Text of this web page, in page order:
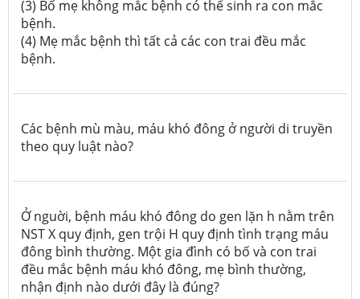
(3) Bố mẹ không mắc bệnh có thể sinh ra con mắc
bệnh.
(4) Mẹ mắc bệnh thì tất cả các con trai đều mắc
bệnh.
Các bệnh mù màu, máu khó đông ở người di truyền
theo quy luật nào?
Ở nguời, bệnh máu khó đông do gen lặn h nằm trên
NST X quy định, gen trội H quy định tình trạng máu
đông bình thường. Một gia đình có bố và con trai
đều mắc bệnh máu khó đông, mẹ bình thường,
nhận định nào dưới đây là đúng?